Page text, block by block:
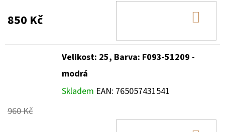
850 Kč
Velikost: 25, Barva: F093-51209 -
modrá
Skladem EAN: 765057431541
960 Kč